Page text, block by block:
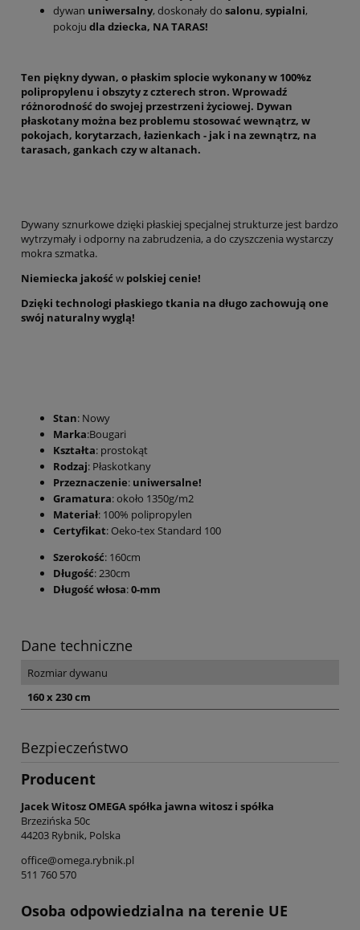
dywan uniwersalny, doskonały do salonu, sypialni,
pokoju dla dziecka, NA TARAS!
Ten piękny dywan, o płaskim splocie wykonany w 100%z
polipropylenu i obszyty z czterech stron. Wprowadź
różnorodność do swojej przestrzeni życiowej. Dywan
płaskotany można bez problemu stosować wewnątrz, w
pokojach, korytarzach, łazienkach - jak i na zewnątrz, na
tarasach, gankach czy w altanach.
Dywany sznurkowe dzięki płaskiej specjalnej strukturze jest bardzo
wytrzymały i odporny na zabrudzenia, a do czyszczenia wystarczy
mokra szmatka.
Niemiecka jakość w polskiej cenie!
Dzięki technologi płaskiego tkania na długo zachowują one
swój naturalny wyglą!
Stan: Nowy
Marka:Bougari
Kształta: prostokąt
Rodzaj: Płaskotkany
Przeznaczenie: uniwersalne!
Gramatura: około 1350g/m2
Materiał: 100% polipropylen
Certyfikat: Oeko-tex Standard 100
Szerokość: 160cm
Długość: 230cm
Długość włosa:0-mm
Dane techniczne
Rozmiar dywanu
160 x 230 cm
Bezpieczeństwo
Producent
Jacek Witosz OMEGA spółka jawna witosz i spółka
Brzezińska 50c
44203 Rybnik, Polska
office@omega.rybnik.pl
511 760 570
Osoba odpowiedzialna na terenie UE